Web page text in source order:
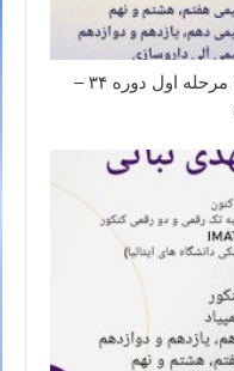
تحلیل سوال ۵ شیمی المپیاد ۱۴۰۲ مرحله اول دوره ۳۴ –